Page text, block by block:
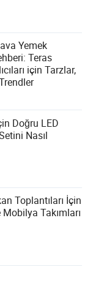
Yemek
Teras
için Tarzlar,
Doğru LED
Nasıl
Toplantıları İçin
Takımları